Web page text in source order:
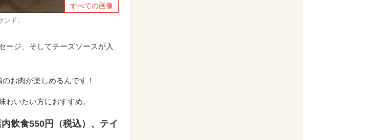
すべての画像
ド。
ージ、そしてチーズソースが入
お肉が楽しめるんです！
わいたい方におすすめ。
飲食550円（税込）、テイ